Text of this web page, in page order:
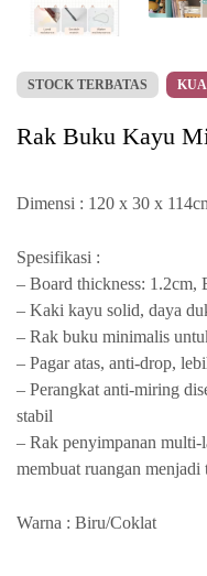
STOCK TERBATAS
Rak Buku Kayu
Dimensi : 120 x 30 x
Spesifikasi :
– Board thickness: 1.2cm,
– Kaki kayu solid, daya
– Rak buku minimalis
– Pagar atas, anti-drop,
– Perangkat anti-miring
stabil
– Rak penyimpanan multi-
membuat ruangan
Warna : Biru/Coklat